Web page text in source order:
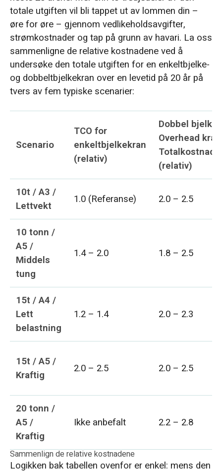
totale utgiften vil bli tappet ut av lommen din –
øre for øre – gjennom vedlikeholdsavgifter,
strømkostnader og tap på grunn av havari. La oss
sammenligne de relative kostnadene ved å
undersøke den totale utgiften for en enkeltbjelke-
og dobbeltbjelkekran over en levetid på 20 år på
tvers av fem typiske scenarier:
Scenario
TCO for
enkeltbjelkekran
(relativ)
Dobbel bjelke
Overhead kran
Totalkostnad
(relativ)
10t / A3 /
Lettvekt
1.0 (Referanse) 2.0 – 2.5
10 tonn /
A5 /
Middels
tung
1.4 – 2.0 1.8 – 2.5
15t / A4 /
Lett
belastning
1.2 – 1.4 2.0 – 2.3
15t / A5 /
Kraftig
2.0 – 2.5 2.0 – 2.5
20 tonn /
A5 /
Kraftig
Ikke anbefalt 2.2 – 2.8
Sammenlign de relative kostnadene
Logikken bak tabellen ovenfor er enkel: mens den